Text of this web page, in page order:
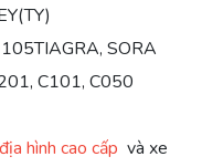
SORA
C101, C050
hình cao cấp và xe